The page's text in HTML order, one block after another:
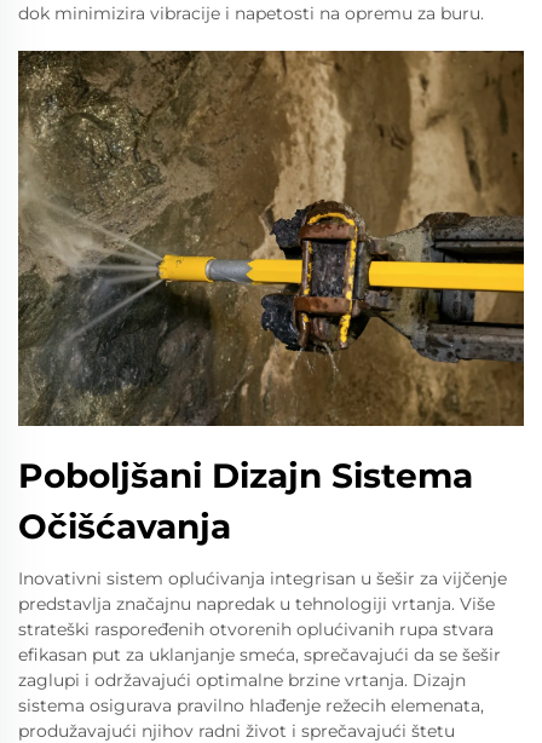
dok minimizira vibracije i napetosti na opremu za buru.
Poboljšani Dizajn Sistema
Očišćavanja
Inovativni sistem oplućivanja integrisan u šešir za vijčenje
predstavlja značajnu napredak u tehnologiji vrtanja. Više
strateški raspoređenih otvorenih oplućivanih rupa stvara
efikasan put za uklanjanje smeća, sprečavajući da se šešir
zaglupi i održavajući optimalne brzine vrtanja. Dizajn
sistema osigurava pravilno hlađenje režecih elemenata,
produžavajući njihov radni život i sprečavajući štetu